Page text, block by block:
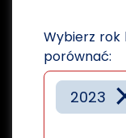
Wybierz
porównać:
2023